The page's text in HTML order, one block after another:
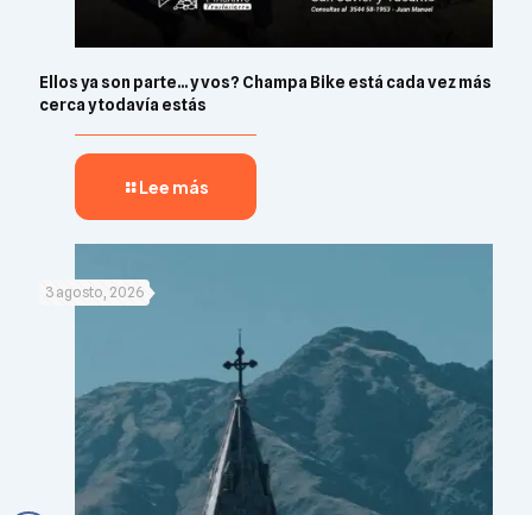
Ellos ya son parte… y vos? Champa Bike está cada vez más
cerca y todavía estás
Lee más
3 agosto, 2026